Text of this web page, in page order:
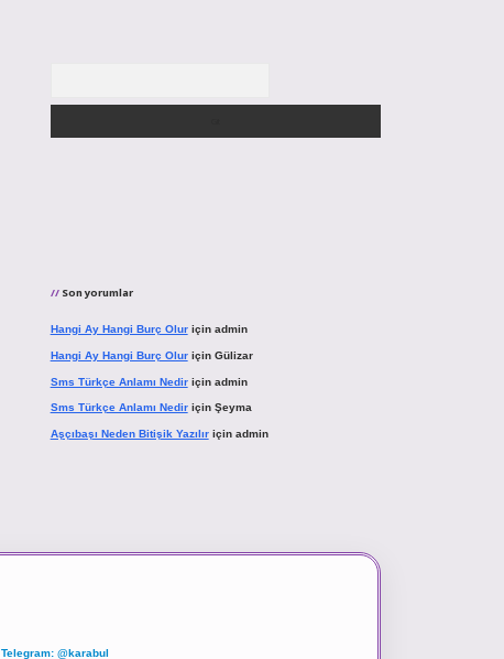
Son yorumlar
Hangi Ay Hangi Burç Oluriçin admin
Hangi Ay Hangi Burç Oluriçin Gülizar
Sms Türkçe Anlamı Nediriçin admin
Sms Türkçe Anlamı Nediriçin Şeyma
Aşçıbaşı Neden Bitişik Yazılıriçin admin
Telegram: @karabul